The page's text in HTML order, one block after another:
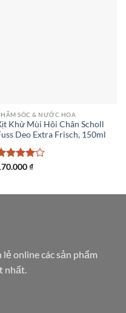
SÓC & NƯỚC HOA
Khử Mùi Hôi Chân Scholl
Deo Extra Frisch, 150ml
₫
online các sản phẩm
nhất.